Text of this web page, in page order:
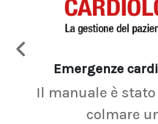
Emergenze
Il manuale è
colmare